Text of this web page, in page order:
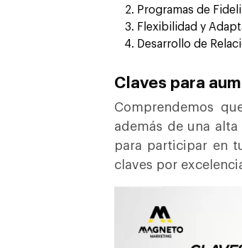
Programas de
Flexibilidad y
Desarrollo de
Claves para
Comprendemos
además de una
para participar en
claves por